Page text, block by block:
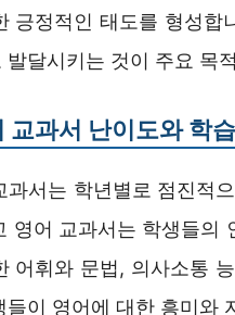
긍정적인 태도를 형성
발달시키는 것이 주요 목
교과서 난이도와 학
과서는 학년별로 점진적
영어 교과서는 학생들의
어휘와 문법, 의사소통
들이 영어에 대한 흥미와